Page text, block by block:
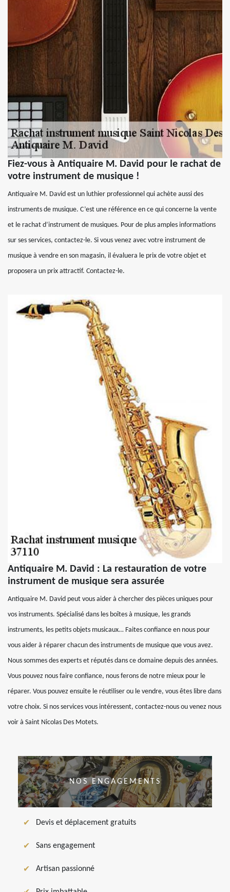
Fiez-vous à Antiquaire M. David pour le rachat de
votre instrument de musique !
Antiquaire M. David est un luthier professionnel qui achète aussi des
instruments de musique. C’est une référence en ce qui concerne la vente
et le rachat d’instrument de musiques. Pour de plus amples informations
sur ses services, contactez-le. Si vous venez avec votre instrument de
musique à vendre en son magasin, il évaluera le prix de votre objet et
proposera un prix attractif. Contactez-le.
Antiquaire M. David : La restauration de votre
instrument de musique sera assurée
Antiquaire M. David peut vous aider à chercher des pièces uniques pour
vos instruments. Spécialisé dans les boîtes à musique, les grands
instruments, les petits objets musicaux… Faites confiance en nous pour
vous aider à réparer chacun des instruments de musique que vous avez.
Nous sommes des experts et réputés dans ce domaine depuis des années.
Vous pouvez nous faire confiance, nous ferons de notre mieux pour le
réparer. Vous pouvez ensuite le réutiliser ou le vendre, vous êtes libre dans
votre choix. Si nos services vous intéressent, contactez-nous ou venez nous
voir à Saint Nicolas Des Motets.
NOS ENGAGEMENTS
Devis et déplacement gratuits
Sans engagement
Artisan passionné